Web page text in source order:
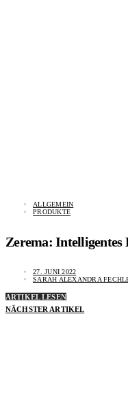
ALLGEMEIN
PRODUKTE
Zerema: Intelligentes
27. JUNI 2022
SARAH ALEXANDRA
ARTIKEL LESEN
NÄCHSTER ARTIKEL